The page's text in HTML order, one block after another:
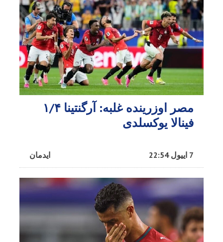
مصر اوزرینده غلبه: آرگنتینا ۱/۴
فینالا یوکسلدی
ایدمان 7 اییول 22:54